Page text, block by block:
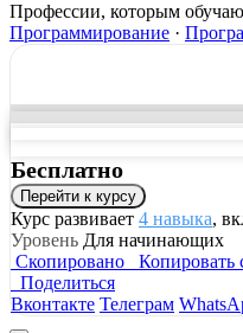
Профессии, которым
Программирование ·
Бесплатно
Перейти к курсу
Курс развивает 4 навыка,
Уровень Для начинающих
Скопировано
Копировать
Поделиться
Вконтакте Телеграм